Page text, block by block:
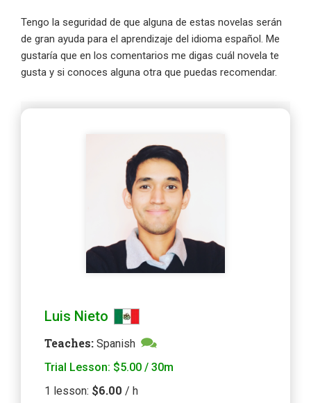
Tengo la seguridad de que alguna de estas novelas serán
de gran ayuda para el aprendizaje del idioma español. Me
gustaría que en los comentarios me digas cuál novela te
gusta y si conoces alguna otra que puedas recomendar.
Luis Nieto
Teaches: Spanish
Trial Lesson: $5.00 / 30m
1 lesson: $6.00 / h